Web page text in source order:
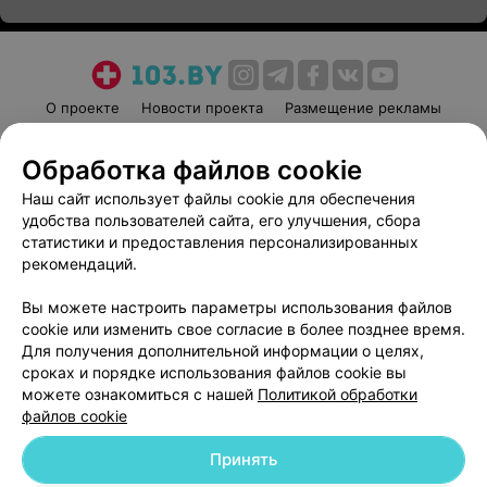
О проекте Новости проекта
Размещение рекламы
Пользовательское соглашение
Способы оплаты
Вакансии
Партнеры
Написать руководителю 103.by
Обработка персональных данных
© 2026 ООО «Артокс Лаб», УНП 191700409 | 220012, Республика Беларусь,
Обработка файлов cookie
Наш сайт использует файлы cookie для обеспечения
удобства пользователей сайта, его улучшения, сбора
статистики и предоставления персонализированных
рекомендаций.
Вы можете настроить параметры использования файлов
cookie или изменить свое согласие в более позднее время.
Для получения дополнительной информации о целях,
сроках и порядке использования файлов cookie вы
можете ознакомиться с нашей Политикой обработки
файлов cookie
Принять